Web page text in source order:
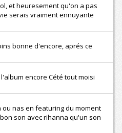
et heuresement qu'on a pas
serais vraiment ennuyante
bonne d'encore, aprés ce
encore Cété tout moisi
nas en featuring du moment
son avec rihanna qu'un son